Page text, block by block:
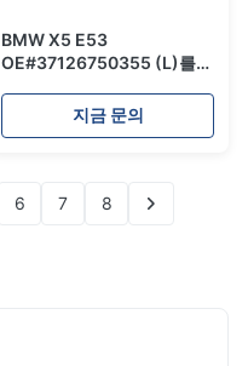
BMW X5 E53
OE#37126750355 (L)를
지금 문의
6 7 8